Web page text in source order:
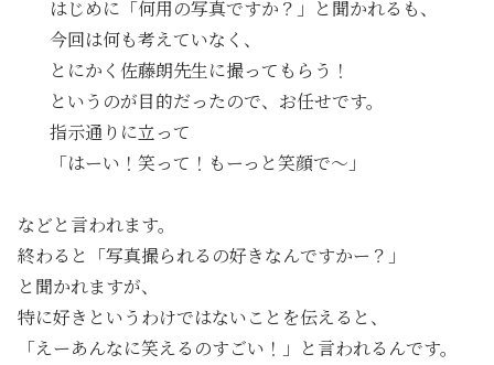
はじめに「何用の写真ですか？」と聞かれるも、
今回は何も考えていなく、
とにかく佐藤朗先生に撮ってもらう！
というのが目的だったので、お任せです。
指示通りに立って
「はーい！笑って！もーっと笑顔で〜」
などと言われます。
終わると「写真撮られるの好きなんですかー？」
と聞かれますが、
特に好きというわけではないことを伝えると、
「えーあんなに笑えるのすごい！」と言われるんです。